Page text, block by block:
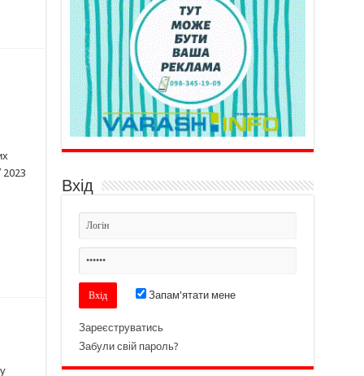
2023
Вхід
Запам'ятати мене
Зареєструватись
Забули свій пароль?